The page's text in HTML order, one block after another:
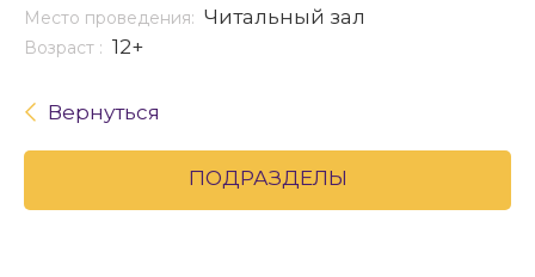
Место проведения: Читальный зал
Возраст : 12+
Вернуться
ПОДРАЗДЕЛЫ